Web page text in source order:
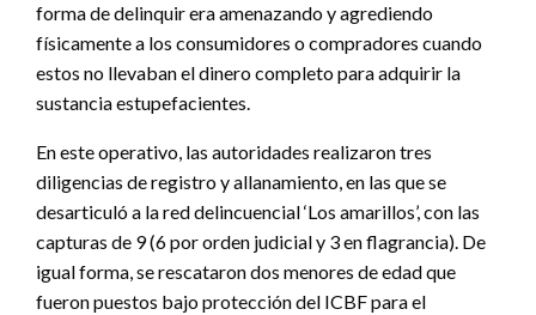
forma de delinquir era amenazando y agrediendo
físicamente a los consumidores o compradores cuando
estos no llevaban el dinero completo para adquirir la
sustancia estupefacientes.
En este operativo, las autoridades realizaron tres
diligencias de registro y allanamiento, en las que se
desarticuló a la red delincuencial ‘Los amarillos’, con las
capturas de 9 (6 por orden judicial y 3 en flagrancia). De
igual forma, se rescataron dos menores de edad que
fueron puestos bajo protección del ICBF para el